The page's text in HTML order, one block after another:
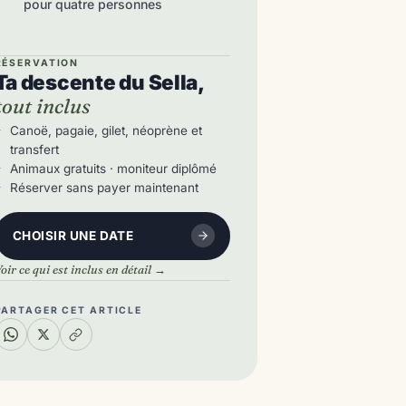
pour quatre personnes
descente du Sella,
inclus
Canoë, pagaie, gilet, néoprène et
transfert
Animaux gratuits · moniteur diplômé
Réserver sans payer maintenant
CHOISIR UNE DATE
ce qui est inclus en détail →
CET ARTICLE